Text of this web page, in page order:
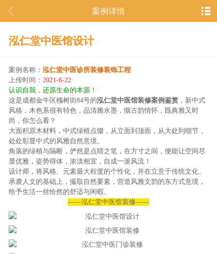
案例详情
泓仁堂中医馆设计
案例名称： 泓仁堂中医诊所装修装饰工程
上传时间： 2021-6-22
认识自我，还原生命的本源！
这是成都金牛区槐树街84号的泓仁堂中医馆装修案例鉴赏，新中式
风格，木色系很有特色，品清雅水墨，慨古韵情怀，既典雅又时
尚，你怎么看？
大面积原木材料，中式绿植点缀，从立面到顶面，从大处到细节，
处处彰显中式的风雅自然意境。
角落的绿植与隔断，俨然是点睛之笔，在方寸之间，便能让空间尽
显优雅，姿势得体，浓淡相宜，自成一派风流！
设计师，将风格、元素最大程度的个性化，并在立意于传统文化、
承袭人文的基础上，撮取自然要素，营造风雅文韵的东方式意境，
给予生活一丝恰然的舒适与闲暇。
——泓仁堂中医馆装修——